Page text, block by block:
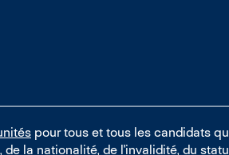
pour tous et tous les candidats
de la nationalité, de l'invalidité, du